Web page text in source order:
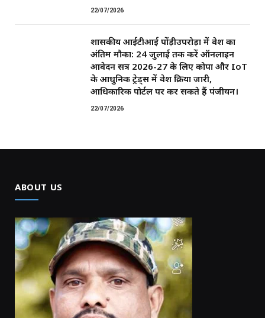
22/07/2026
शासकीय आईटीआई पोंड़ीउपरोड़ा में प्रवेश का
अंतिम मौका: 24 जुलाई तक करें ऑनलाइन
आवेदन सत्र 2026-27 के लिए कोपा और IoT
के आधुनिक ट्रेड्स में प्रवेश प्रक्रिया जारी,
आधिकारिक पोर्टल पर कर सकते हैं पंजीयन।
22/07/2026
ABOUT US